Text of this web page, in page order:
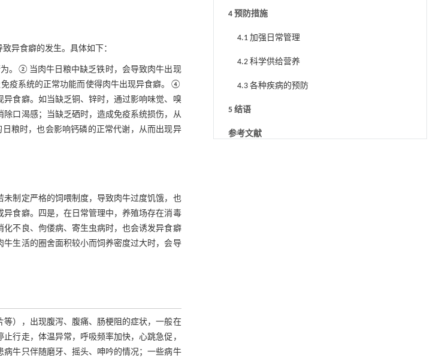
异食癖的发生。具体如下：
。②当肉牛日粮中缺乏铁时，会导致肉牛出现
疫系统的正常功能而使得肉牛出现异食癖。④
食癖。如当缺乏铜、锌时，通过影响味觉、嗅
口渴感；当缺乏硒时，造成免疫系统损伤，从
粮时，也会影响钙磷的正常代谢，从而出现异
制定严格的饲喂制度，导致肉牛过度饥饿，也
食癖。四是，在日常管理中，养殖场存在消毒
不良、佝偻病、寄生虫病时，也会诱发异食癖
生活的圈舍面积较小而饲养密度过大时，会导
），出现腹泻、腹痛、肠梗阻的症状，一般在
行走，体温异常，呼吸频率加快，心跳急促，
牛只伴随磨牙、摇头、呻吟的情况；一些病牛
4 预防措施
4.1 加强日常管理
4.2 科学供给营养
4.3 各种疾病的预防
5 结语
参考文献